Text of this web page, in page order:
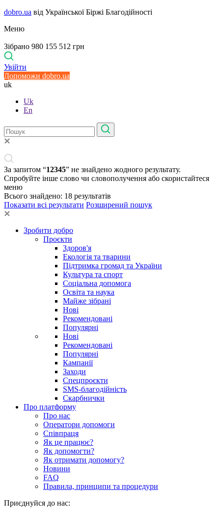
dobro.ua від Української Біржі Благодійності
Меню
Зібрано 980 155 512 грн
Увійти
Допоможи dobro.ua
uk
Uk
En
За запитом “12345” не знайдено жодного результату.
Спробуйте інше слово чи словополучення або скористайтеся
меню
Всього знайдено: 18 результатів
Показати всі результати Розширений пошук
Зробити добро
Проєкти
Здоров'я
Екологія та тварини
Підтримка громад та України
Культура та спорт
Соціальна допомога
Освіта та наука
Майже зібрані
Нові
Рекомендовані
Популярні
Нові
Рекомендовані
Популярні
Кампанії
Заходи
Спецпроєкти
SMS-благодійність
Скарбнички
Про платформу
Про нас
Оператори допомоги
Співпраця
Як це працює?
Як допомогти?
Як отримати допомогу?
Новини
FAQ
Правила, принципи та процедури
Приєднуйся до нас: